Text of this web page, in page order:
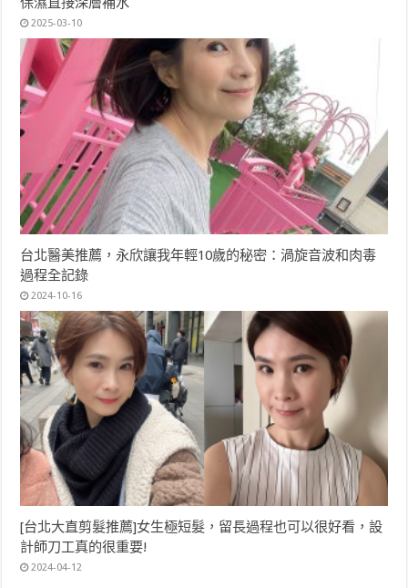
2025-03-10
台北醫美推薦，永欣讓我年輕10歲的秘密：渦旋音波和肉毒
過程全記錄
2024-10-16
[台北大直剪髮推薦]女生極短髮，留長過程也可以很好看，設
計師刀工真的很重要!
2024-04-12